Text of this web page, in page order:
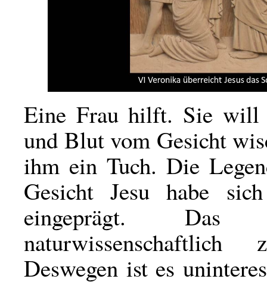
Eine Frau hilft. Sie will
und Blut vom Gesicht
ihm ein Tuch. Die
Gesicht Jesu habe
eingeprägt.
naturwissenschaftlich
Deswegen ist es